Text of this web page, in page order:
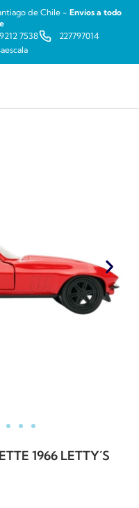
de Chile - Envíos a todo
7538
227797014
1966 LETTY´S